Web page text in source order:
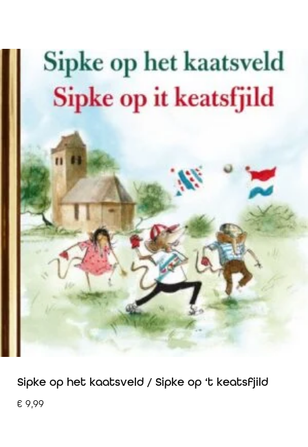
Sipke op het kaatsveld / Sipke op ‘t keatsfjild
€ 9,99